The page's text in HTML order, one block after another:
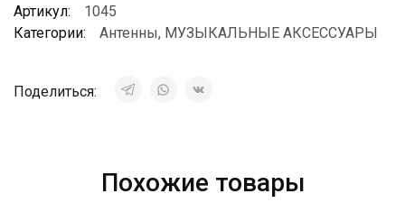
Артикул:
1045
Категории:
Антенны, МУЗЫКАЛЬНЫЕ АКСЕССУАРЫ
Поделиться:
Похожие товары